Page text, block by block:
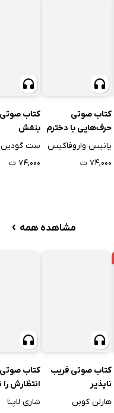
کتاب صوتی
حرف‌هایی با دخترم
درباره‌ی اقتصاد
یانیس واروفاکیس
۷۴,۰۰۰ ت
کتاب صوتی
بنفش
ست گودین
۷۴,۰۰۰ ت
مشاهده همه ›
کتاب صوتی فریب
ناپذیر
هارلن کوبن
کتاب
انتظارش
شاری لاپنا